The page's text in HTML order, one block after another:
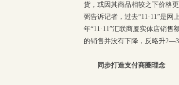
货，或因其商品相较之下价格
弼告诉记者，过去“11·11”是
年“11·11”汇联商厦实体店销
的销售并没有下降，反略升
同步打造支付商圈理念